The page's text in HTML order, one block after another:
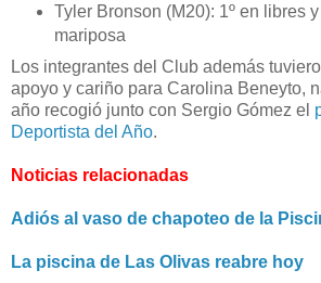
Tyler Bronson (M20): 1º en libres y
mariposa
Los integrantes del Club además
apoyo y cariño para Carolina Beneyto,
año recogió junto con Sergio Gómez el
Deportista del Año.
Noticias relacionadas
Adiós al vaso de chapoteo de la
La piscina de Las Olivas reabre hoy